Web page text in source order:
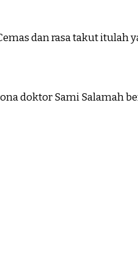
dan rasa takut
doktor Sami Salamah